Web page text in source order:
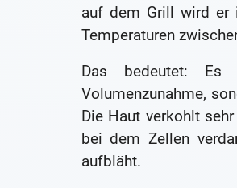
auf dem Grill wird er
Temperaturen
Das bedeutet: Es
Volumenzunahme,
Die Haut verkohlt
bei dem Zellen
aufbläht.